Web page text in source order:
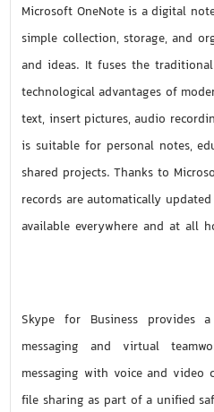
Microsoft OneNote is a digital
simple collection, storage, and
and ideas. It fuses the
technological advantages of
text, insert pictures, audio
is suitable for personal notes,
shared projects. Thanks to
records are automatically
available everywhere and at all
Skype for Business provides
messaging and virtual
messaging with voice and video
file sharing as part of a unified